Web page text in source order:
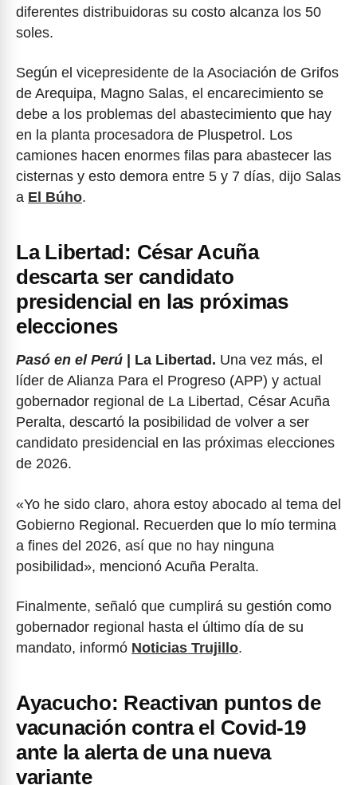
diferentes distribuidoras su costo alcanza los 50
soles.
Según el vicepresidente de la Asociación de Grifos
de Arequipa, Magno Salas, el encarecimiento se
debe a los problemas del abastecimiento que hay
en la planta procesadora de Pluspetrol. Los
camiones hacen enormes filas para abastecer las
cisternas y esto demora entre 5 y 7 días, dijo Salas
a El Búho.
La Libertad: César Acuña
descarta ser candidato
presidencial en las próximas
elecciones
Pasó en el Perú | La Libertad. Una vez más, el
líder de Alianza Para el Progreso (APP) y actual
gobernador regional de La Libertad, César Acuña
Peralta, descartó la posibilidad de volver a ser
candidato presidencial en las próximas elecciones
de 2026.
«Yo he sido claro, ahora estoy abocado al tema del
Gobierno Regional. Recuerden que lo mío termina
a fines del 2026, así que no hay ninguna
posibilidad», mencionó Acuña Peralta.
Finalmente, señaló que cumplirá su gestión como
gobernador regional hasta el último día de su
mandato, informó Noticias Trujillo.
Ayacucho: Reactivan puntos de
vacunación contra el Covid-19
ante la alerta de una nueva
variante